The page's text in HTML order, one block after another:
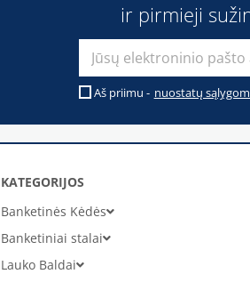
ir pirmieji
Aš priimu - nuostatų
KATEGORIJOS
Banketinės Kėdės
Banketiniai stalai
Lauko Baldai